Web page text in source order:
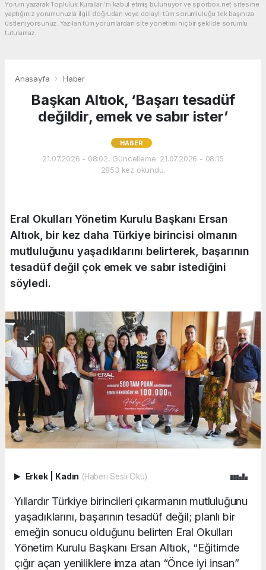
Yorum yazarak Topluluk Kuralları’nı kabul etmiş bulunuyor ve sporbox.net sitesine
yaptığınız yorumunuzla ilgili doğrudan veya dolaylı tüm sorumluluğu tek başınıza
üstleniyorsunuz. Yazılan tüm yorumlardan site yönetimi hiçbir şekilde sorumlu
tutulamaz.
Anasayfa Haber
Başkan Altıok, ‘Başarı tesadüf
değildir, emek ve sabır ister’
HABER
21.07.2026 - 08:02, Güncelleme: 21.07.2026 - 08:15
2853 kez okundu.
Eral Okulları Yönetim Kurulu Başkanı Ersan
Altıok, bir kez daha Türkiye birincisi olmanın
mutluluğunu yaşadıklarını belirterek, başarının
tesadüf değil çok emek ve sabır istediğini
söyledi.
Erkek Kadın (Haberi Sesli Oku)
Yıllardır Türkiye birincileri çıkarmanın mutluluğunu
yaşadıklarını, başarının tesadüf değil; planlı bir
emeğin sonucu olduğunu belirten Eral Okulları
Yönetim Kurulu Başkanı Ersan Altıok, “Eğitimde
çığır açan yeniliklere imza atan “Önce iyi insan”